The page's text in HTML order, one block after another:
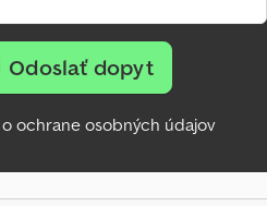
Odoslať dopyt
o ochrane osobných údajov